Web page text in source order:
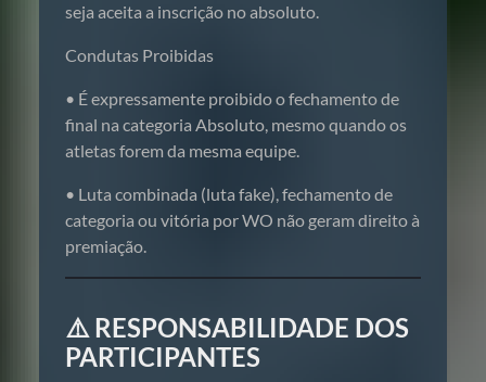
seja aceita a inscrição no absoluto.
Condutas Proibidas
• É expressamente proibido o fechamento de
final na categoria Absoluto, mesmo quando os
atletas forem da mesma equipe.
• Luta combinada (luta fake), fechamento de
categoria ou vitória por WO não geram direito à
premiação.
⚠️ RESPONSABILIDADE DOS
PARTICIPANTES